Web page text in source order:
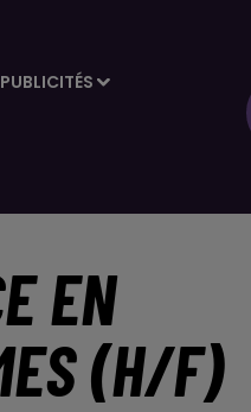
PUBLICITÉS
EN
(H/F)